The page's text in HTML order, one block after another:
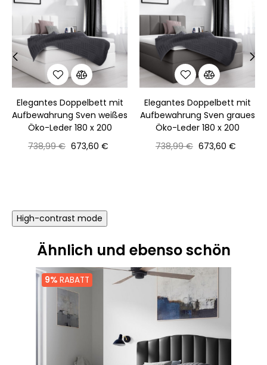
Elegantes Doppelbett mit
Aufbewahrung Sven weißes
Öko-Leder 180 x 200
Normaler
738,99 € Preis
673,60 €
Elegantes Doppelbett mit
Aufbewahrung Sven graues
Öko-Leder 180 x 200
Normaler
738,99 € Preis
673,60 €
High-contrast mode
Ähnlich und ebenso schön
9% RABATT